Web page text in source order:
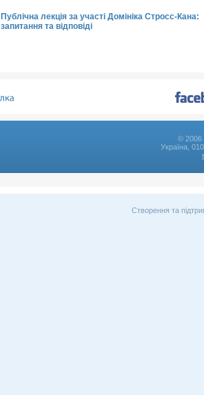
Публічна лекція за участі Домініка Стросс-Кана:
запитання та відповіді
© 2006
Україна,
Створення та